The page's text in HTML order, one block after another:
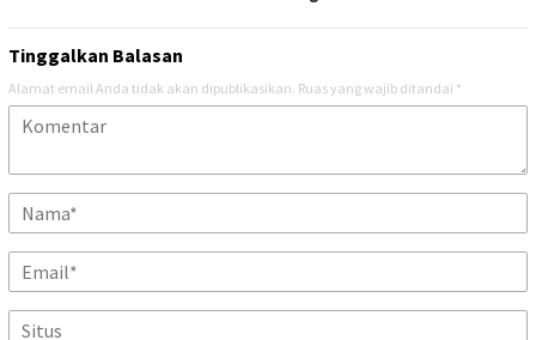
Tinggalkan Balasan
Alamat email Anda tidak akan dipublikasikan. Ruas yang wajib ditandai *